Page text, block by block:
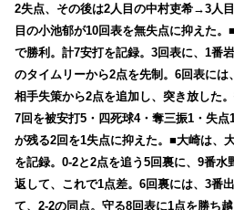
2失点、その後は2人目の中村吏希→3人
目の小池郁が10回表を無失点に抑えた
で勝利。計7安打を記録。3回表に、1番
のタイムリーから2点を先制。6回表には
相手失策から2点を追加し、突き放した
7回を被安打5・四死球4・奪三振1・失
が残る2回を1失点に抑えた。■大崎は、
を記録。0-2と2点を追う5回裏に、9番
返して、これで1点差。6回裏には、3番
て、2-2の同点。守る8回表に1点を勝ち